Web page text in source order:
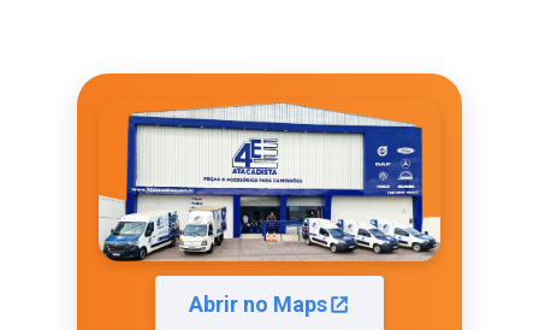
Abrir no Maps